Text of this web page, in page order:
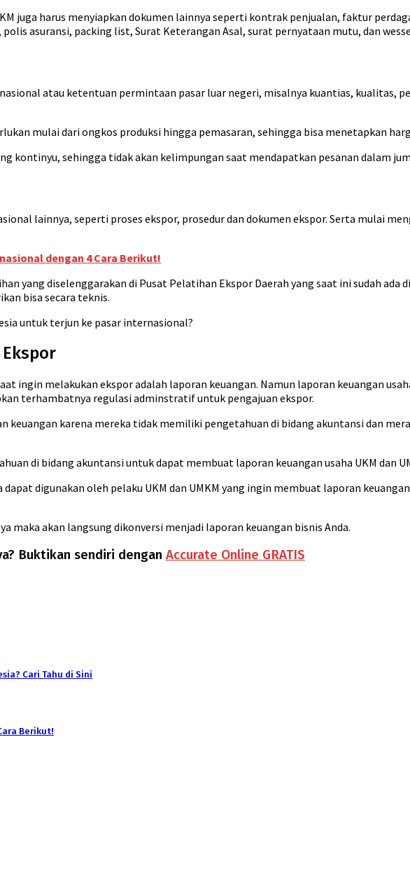
juga harus menyiapkan dokumen lainnya seperti kontrak penjualan, faktur
asuransi, packing list, Surat Keterangan Asal, surat pernyataan mutu, dan
atau ketentuan permintaan pasar luar negeri, misalnya kuantias, kualitas,
mulai dari ongkos produksi hingga pemasaran, sehingga bisa menetapkan
kontinyu, sehingga tidak akan kelimpungan saat mendapatkan pesanan dalam
lainnya, seperti proses ekspor, prosedur dan dokumen ekspor. Serta mulai
dengan 4 Cara Berikut!
yang diselenggarakan di Pusat Pelatihan Ekspor Daerah yang saat ini sudah ada
bisa secara teknis.
untuk terjun ke pasar internasional?
ingin melakukan ekspor adalah laporan keuangan. Namun laporan keuangan
terhambatnya regulasi adminstratif untuk pengajuan ekspor.
keuangan karena mereka tidak memiliki pengetahuan di bidang akuntansi dan
di bidang akuntansi untuk dapat membuat laporan keuangan usaha UKM dan
digunakan oleh pelaku UKM dan UMKM yang ingin membuat laporan
akan langsung dikonversi menjadi laporan keuangan bisnis Anda.
Buktikan sendiri dengan Accurate Online GRATIS
Cari Tahu di Sini
Berikut!